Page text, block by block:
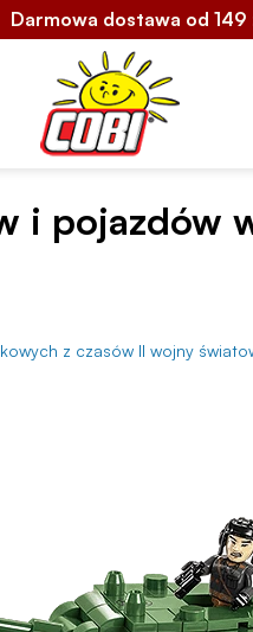
Darmowa dostawa od 149
i pojazdów
z czasów II wojny